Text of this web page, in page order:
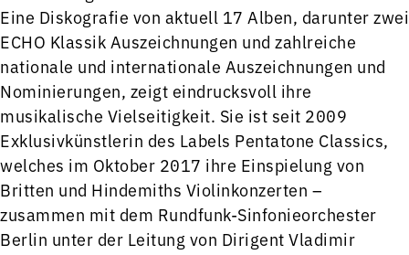
Eine Diskografie von aktuell 17 Alben, darunter zwei
ECHO Klassik Auszeichnungen und zahlreiche
nationale und internationale Auszeichnungen und
Nominierungen, zeigt eindrucksvoll ihre
musikalische Vielseitigkeit. Sie ist seit 2009
Exklusivkünstlerin des Labels Pentatone Classics,
welches im Oktober 2017 ihre Einspielung von
Britten und Hindemiths Violinkonzerten –
zusammen mit dem Rundfunk-Sinfonieorchester
Berlin unter der Leitung von Dirigent Vladimir